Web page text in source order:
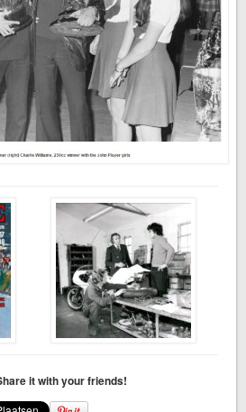
it with your friends!